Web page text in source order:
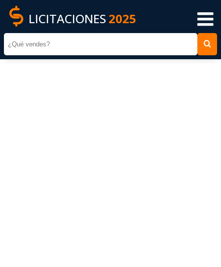
LICITACIONES 2025